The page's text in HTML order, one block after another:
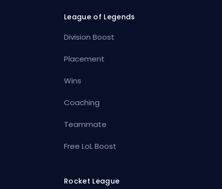
League of Legends
Division Boost
Placement
Wins
Coaching
Teammate
Free LoL Boost
Rocket League